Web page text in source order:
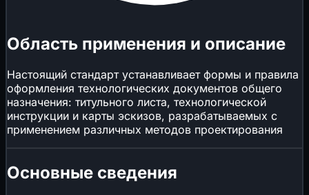
Область применения и описание
Настоящий стандарт устанавливает формы и правила
оформления технологических документов общего
назначения: титульного листа, технологической
инструкции и карты эскизов, разрабатываемых с
применением различных методов проектирования
Основные сведения